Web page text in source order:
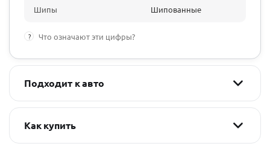
Шипы Шипованные
? Что означают эти цифры?
Подходит к авто
Как купить